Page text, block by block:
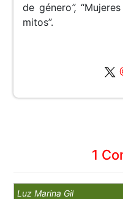
de género”,
mitos”.
1
Luz Marina Gil